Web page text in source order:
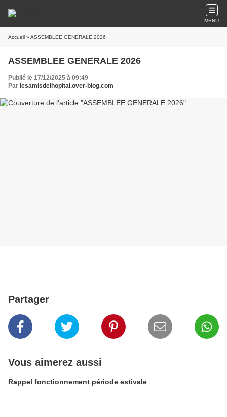
MENU
Accueil » ASSEMBLEE GENERALE 2026
ASSEMBLEE GENERALE 2026
Publié le 17/12/2025 à 09:49
Par lesamisdelhopital.over-blog.com
Partager
Vous aimerez aussi
Rappel fonctionnement période estivale